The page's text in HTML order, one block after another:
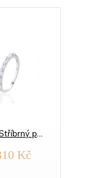
14155 Stříbrný prsten BAGUETTE
Kč